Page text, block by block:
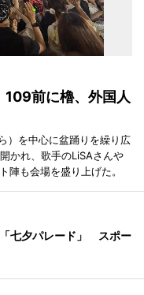
前に櫓、外国人
）を中心に盆踊りを繰り広
かれ、歌手のLiSAさんや
陣も会場を盛り上げた。
七夕パレード」 スポー